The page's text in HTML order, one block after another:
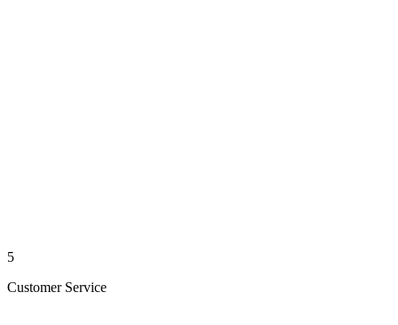
5
Customer Service